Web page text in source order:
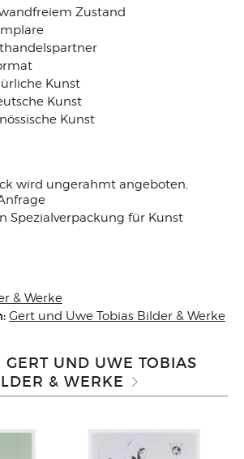
Zustand
Kunst
Kunst
Kunst
wird ungerahmt angeboten,
Spezialverpackung für Kunst
& Werke
Gert und Uwe Tobias Bilder & Werke
GERT UND UWE TOBIAS
& WERKE